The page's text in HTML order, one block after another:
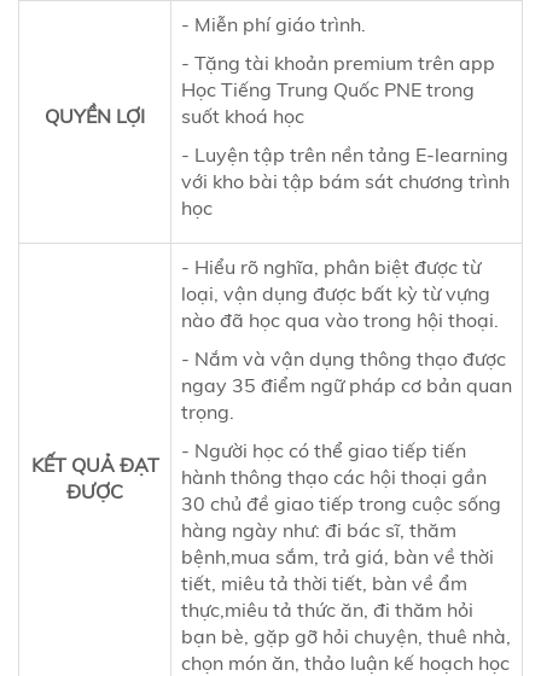
QUYỀN LỢI
- Miễn phí giáo trình.
- Tặng tài khoản premium trên app
Học Tiếng Trung Quốc PNE trong
suốt khoá học
- Luyện tập trên nền tảng E-learning
với kho bài tập bám sát chương trình
học
KẾT QUẢ ĐẠT
ĐƯỢC
- Hiểu rõ nghĩa, phân biệt được từ
loại, vận dụng được bất kỳ từ vựng
nào đã học qua vào trong hội thoại.
- Nắm và vận dụng thông thạo được
ngay 35 điểm ngữ pháp cơ bản quan
trọng.
- Người học có thể giao tiếp tiến
hành thông thạo các hội thoại gần
30 chủ đề giao tiếp trong cuộc sống
hàng ngày như: đi bác sĩ, thăm
bệnh,mua sắm, trả giá, bàn về thời
tiết, miêu tả thời tiết, bàn về ẩm
thực,miêu tả thức ăn, đi thăm hỏi
bạn bè, gặp gỡ hỏi chuyện, thuê nhà,
chọn món ăn, thảo luận kế hoạch học